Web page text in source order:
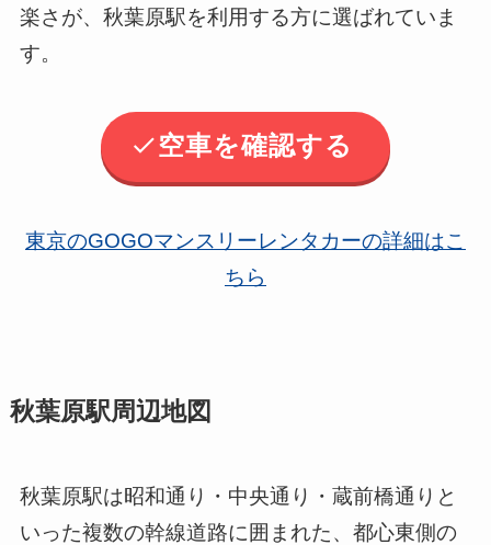
楽さが、秋葉原駅を利用する方に選ばれていま
す。
空車を確認する
東京のGOGOマンスリーレンタカーの詳細はこ
ちら
秋葉原駅周辺地図
秋葉原駅は昭和通り・中央通り・蔵前橋通りと
いった複数の幹線道路に囲まれた、都心東側の